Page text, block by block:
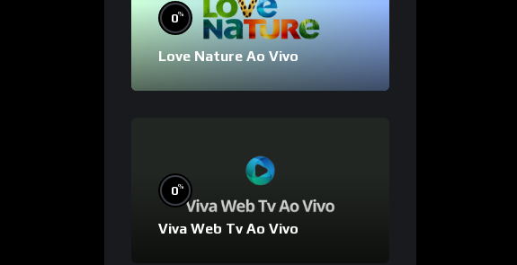
0%
Love Nature Ao Vivo
0%
Viva Web Tv Ao Vivo